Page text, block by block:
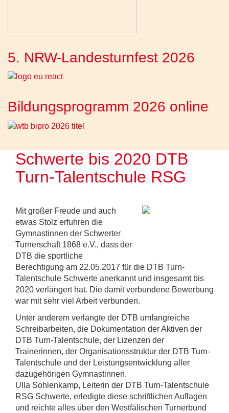
5. NRW-Landesturnfest 2026
Bildungsprogramm 2026 online
Schwerte bis 2020 DTB
Turn-Talentschule RSG
Mit großer Freude und auch
etwas Stolz erfuhren die
Gymnastinnen der Schwerter
Turnerschaft 1868 e.V., dass der
DTB die sportliche
Berechtigung am 22.05.2017 für die DTB Turn-
Talentschule Schwerte anerkannt und insgesamt bis
2020 verlängert hat. Die damit verbundene Bewerbung
war mit sehr viel Arbeit verbunden.
Unter anderem verlangte der DTB umfangreiche
Schreibarbeiten, die Dokumentation der Aktiven der
DTB Turn-Talentschule, der Lizenzen der
Trainerinnen, der Organisationsstruktur der DTB Turn-
Talentschule und der Leistungsentwicklung aller
dazugehörigen Gymnastinnen.
Ulla Sohlenkamp, Leiterin der DTB Turn-Talentschule
RSG Schwerte, erledigte diese schriftlichen Auflagen
und reichte alles über den Westfälischen Turnerbund